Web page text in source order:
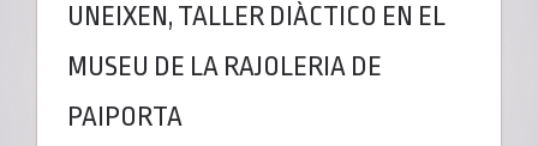
UNEIXEN, TALLER DIÀCTICO EN EL
MUSEU DE LA RAJOLERIA DE
PAIPORTA